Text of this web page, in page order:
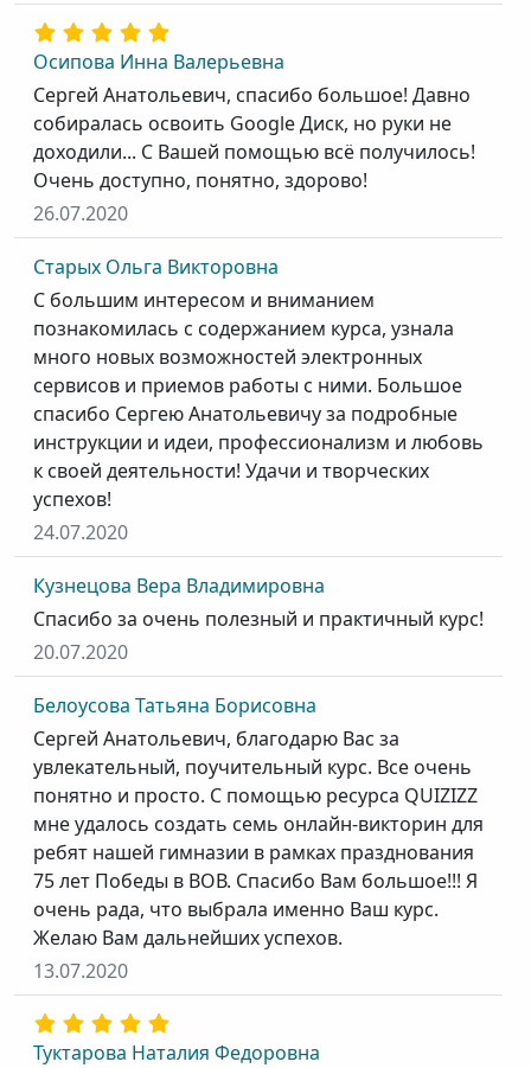
Осипова Инна Валерьевна
Сергей Анатольевич, спасибо большое! Давно
собиралась освоить Google Диск, но руки не
доходили... С Вашей помощью всё получилось!
Очень доступно, понятно, здорово!
26.07.2020
Старых Ольга Викторовна
С большим интересом и вниманием
познакомилась с содержанием курса, узнала
много новых возможностей электронных
сервисов и приемов работы с ними. Большое
спасибо Сергею Анатольевичу за подробные
инструкции и идеи, профессионализм и любовь
к своей деятельности! Удачи и творческих
успехов!
24.07.2020
Кузнецова Вера Владимировна
Спасибо за очень полезный и практичный курс!
20.07.2020
Белоусова Татьяна Борисовна
Сергей Анатольевич, благодарю Вас за
увлекательный, поучительный курс. Все очень
понятно и просто. С помощью ресурса QUIZIZZ
мне удалось создать семь онлайн-викторин для
ребят нашей гимназии в рамках празднования
75 лет Победы в ВОВ. Спасибо Вам большое!!! Я
очень рада, что выбрала именно Ваш курс.
Желаю Вам дальнейших успехов.
13.07.2020
Туктарова Наталия Федоровна